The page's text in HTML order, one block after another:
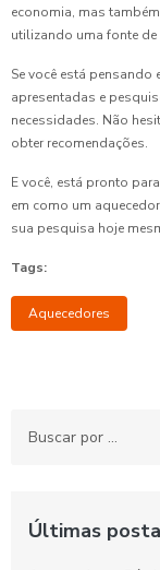
economia, mas
utilizando uma fonte de
Se você está
apresentadas e
necessidades. Não
obter recomendações.
E você, está pronto
em como um
sua pesquisa hoje
Tags:
Aquecedores
Últimas